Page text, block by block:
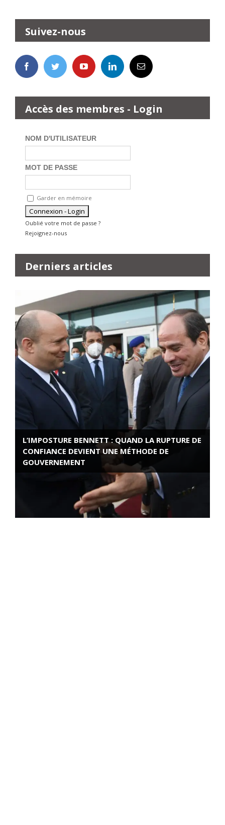
Suivez-nous
Accès des membres - Login
NOM D'UTILISATEUR
MOT DE PASSE
Garder en mémoire
Oublié votre mot de passe ?
Rejoignez-nous
Derniers articles
L’IMPOSTURE BENNETT : QUAND LA RUPTURE DE
CONFIANCE DEVIENT UNE MÉTHODE DE
GOUVERNEMENT
ROSE VALLAND, HEROÏNE DE LA RESISTANCE